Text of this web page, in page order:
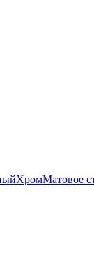
ХромМатовое